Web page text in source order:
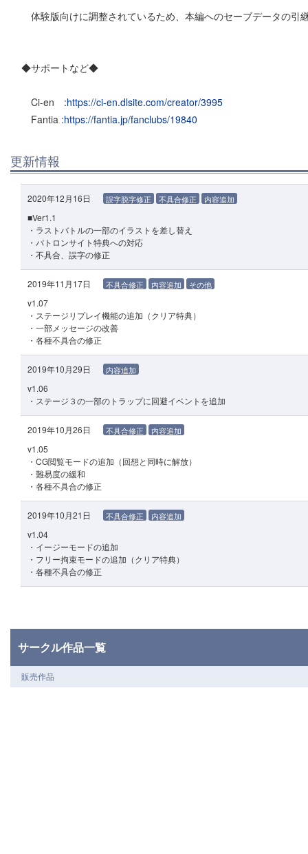
体験版向けに調整されているため、本編へのセーブデータの引
◆サポートなど◆
Ci-en :https://ci-en.dlsite.com/creator/3995
Fantia :https://fantia.jp/fanclubs/19840
更新情報
2020年12月16日 誤字脱字修正 不具合修正 内容追加
■Ver1.1
・ラストバトルの一部のイラストを差し替え
・パトロンサイト特典への対応
・不具合、誤字の修正
2019年11月17日 不具合修正 内容追加 その他
v1.07
・ステージリプレイ機能の追加（クリア特典）
・一部メッセージの改善
・各種不具合の修正
2019年10月29日 内容追加
v1.06
・ステージ３の一部のトラップに回避イベントを追加
2019年10月26日 不具合修正 内容追加
v1.05
・CG閲覧モードの追加（回想と同時に解放）
・難易度の緩和
・各種不具合の修正
2019年10月21日 不具合修正 内容追加
v1.04
・イージーモードの追加
・フリー拘束モードの追加（クリア特典）
・各種不具合の修正
サークル作品一覧
販売作品